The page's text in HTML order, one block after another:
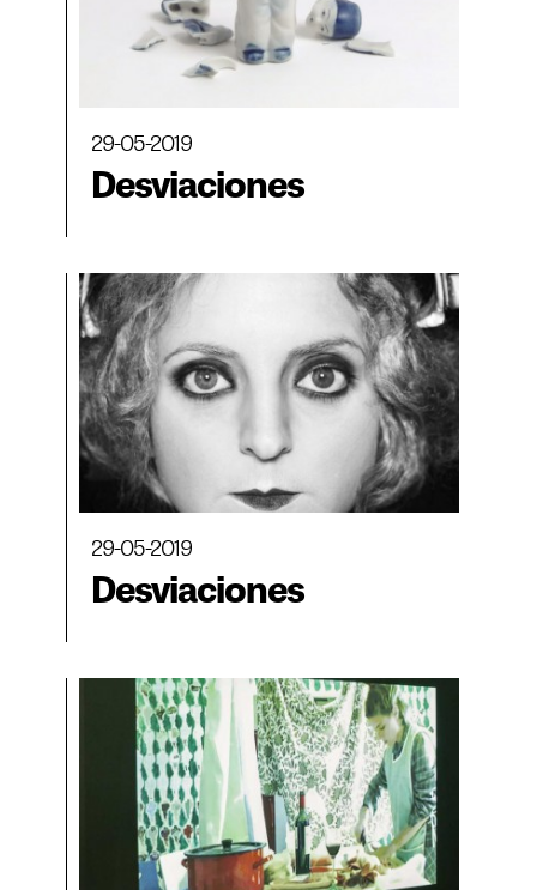
29-05-2019
Desviaciones
29-05-2019
Desviaciones